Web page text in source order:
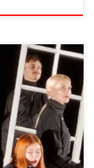
за кордоном
які у різний
постать
Стусо-